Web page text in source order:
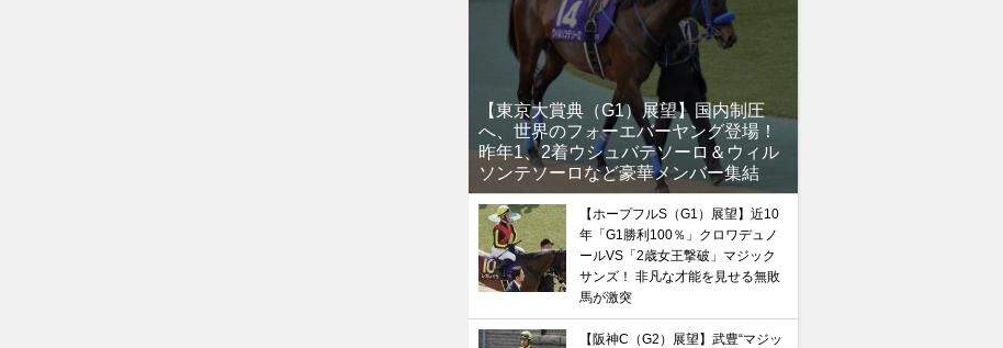
【東京大賞典（G1）展望】国内制圧
へ、世界のフォーエバーヤング登場！
昨年1、2着ウシュバテソーロ＆ウィル
ソンテソーロなど豪華メンバー集結
【ホープフルS（G1）展望】近10
年「G1勝利100％」クロワデュノ
ールVS「2歳女王撃破」マジック
サンズ！ 非凡な才能を見せる無敗
馬が激突
【阪神C（G2）展望】武豊“マジッ